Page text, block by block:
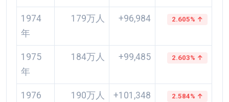
1974
年
179万人 +96,984 2.605% ↑
1975
年
184万人 +99,485 2.603% ↑
1976
190万人 +101,348 2.584% ↑